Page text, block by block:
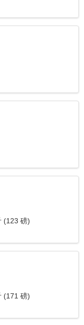
(123 磅)
(171 磅)